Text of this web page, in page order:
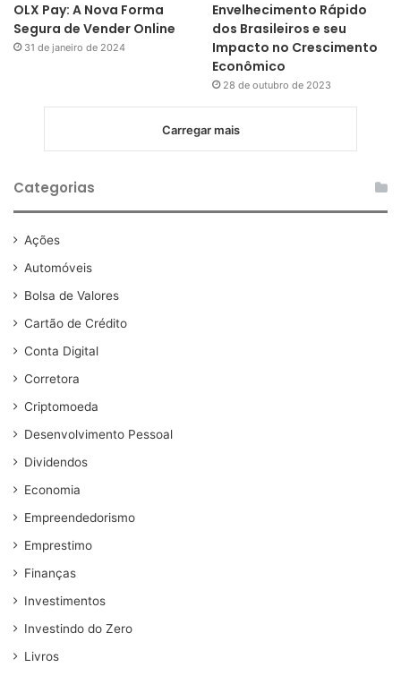
OLX Pay: A Nova Forma
Segura de Vender Online
31 de janeiro de 2024
Envelhecimento Rápido
dos Brasileiros e seu
Impacto no Crescimento
Econômico
28 de outubro de 2023
Carregar mais
Categorias
Ações
Automóveis
Bolsa de Valores
Cartão de Crédito
Conta Digital
Corretora
Criptomoeda
Desenvolvimento Pessoal
Dividendos
Economia
Empreendedorismo
Emprestimo
Finanças
Investimentos
Investindo do Zero
Livros